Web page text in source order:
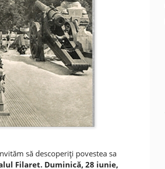
să descoperiţi povestea sa
Filaret. Duminică, 28 iunie,